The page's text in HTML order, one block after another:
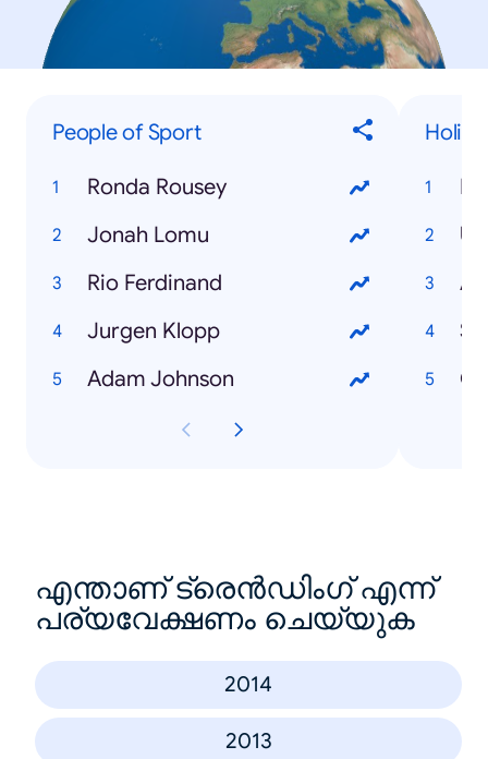
People of Sport
Ronda Rousey
Jonah Lomu
Rio Ferdinand
Jurgen Klopp
Adam Johnson
എന്താണ് ട്രെൻഡിംഗ് എന്ന്
പര്യവേക്ഷണം ചെയ്യുക
2014
2013